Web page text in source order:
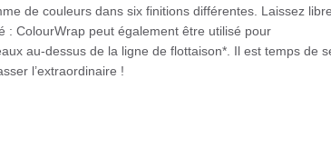
de couleurs dans six finitions différentes. Laissez
: ColourWrap peut également être utilisé pour
au-dessus de la ligne de flottaison*. Il est temps de
l’extraordinaire !